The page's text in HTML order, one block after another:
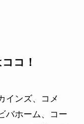
コ！
インズ、コメ
バホーム、コー